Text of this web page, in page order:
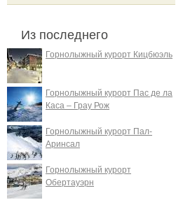
Из последнего
Горнолыжный курорт Кицбюэль
Горнолыжный курорт Пас де ла
Каса – Грау Рож
Горнолыжный курорт Пал-
Аринсал
Горнолыжный курорт
Обертауэрн